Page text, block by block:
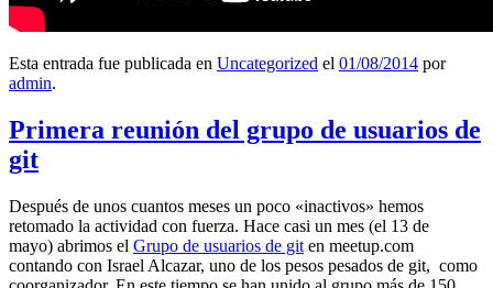
Esta entrada fue publicada en Uncategorized el 01/08/2014 por
admin.
Primera reunión del grupo de usuarios de
git
Después de unos cuantos meses un poco «inactivos» hemos
retomado la actividad con fuerza. Hace casi un mes (el 13 de
mayo) abrimos el Grupo de usuarios de git en meetup.com
contando con Israel Alcazar, uno de los pesos pesados de git, como